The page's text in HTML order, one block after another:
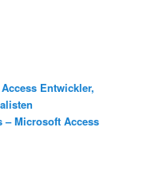
Entwickler,
– Microsoft Access